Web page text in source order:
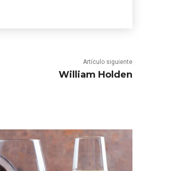
Artículo siguiente
William Holden